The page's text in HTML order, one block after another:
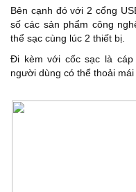
Bên cạnh đó với 2 cổng
số các sản phẩm công
thể sạc cùng lúc 2 thiết bị.
Đi kèm với cốc sạc là cáp
người dùng có thể thoải mái